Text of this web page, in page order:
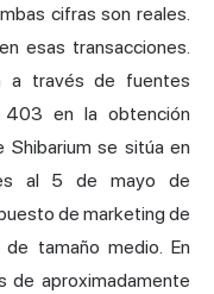
cifras son reales.
esas transacciones.
a través de fuentes
403 en la obtención
se sitúa en
al 5 de mayo de
de marketing de
tamaño medio. En
de aproximadamente